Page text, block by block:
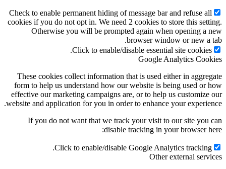
Check to enable permanent hiding of message bar and refuse all
cookies if you do not opt in. We need 2 cookies to store this setting.
Otherwise you will be prompted again when opening a new
browser window or new a tab.
Click to enable/disable essential site cookies.
Google Analytics Cookies
These cookies collect information that is used either in aggregate
form to help us understand how our website is being used or how
effective our marketing campaigns are, or to help us customize our
website and application for you in order to enhance your experience.
If you do not want that we track your visit to our site you can
disable tracking in your browser here:
Click to enable/disable Google Analytics tracking.
Other external services